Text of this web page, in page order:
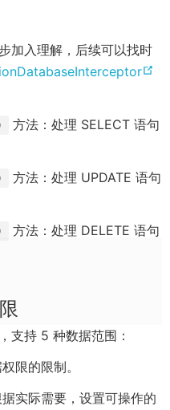
加入理解，后续可以找时
e
s
方法：处理 SELECT 语句
方法：处理 UPDATE 语句
方法：处理 DELETE 语句
支持 5 种数据范围：
限的限制。
实际需要，设置可操作的